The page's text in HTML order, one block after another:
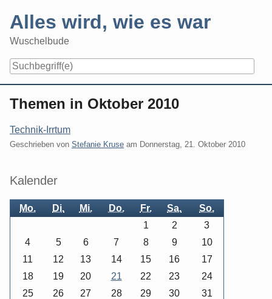
content
Alles wird, wie es war
Wuschelbude
Themen in Oktober 2010
Technik-Irrtum
Geschrieben von Stefanie Kruse am Donnerstag, 21. Oktober 2010
Seitenleiste
Kalender
Mo. Di. Mi. Do. Fr. Sa. So.
1 2
3
4
5 6 7 8 9
10
11
12 13 14 15 16
17
18
19 20 21 22 23
24
25
26 27 28 29 30 31